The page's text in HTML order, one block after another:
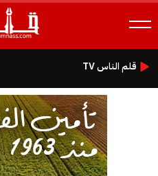
قلم الناس TV